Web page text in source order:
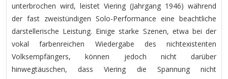
unterbrochen wird, leistet Viering (Jahrgang 1946) während
der fast zweistündigen Solo-Performance eine beachtliche
darstellerische Leistung. Einige starke Szenen, etwa bei der
vokal farbenreichen Wiedergabe des nichtexistenten
Volksempfängers, können jedoch nicht darüber
hinwegtäuschen, dass Viering die Spannung nicht